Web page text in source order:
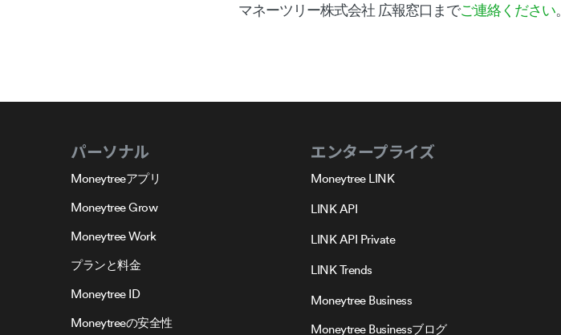
マネーツリー株式会社 広報窓口までご連絡ください。
パーソナル
Moneytreeアプリ
Moneytree Grow
Moneytree Work
プランと料金
Moneytree ID
Moneytreeの安全性
エンタープライズ
Moneytree LINK
LINK API
LINK API Private
LINK Trends
Moneytree Business
Moneytree Businessブログ